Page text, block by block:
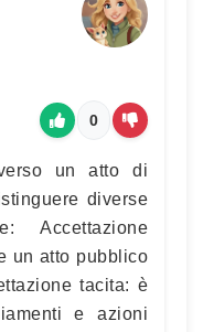
0
un atto di
diverse
Accettazione
un atto pubblico
tacita: è
e azioni